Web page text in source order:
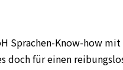
Sprachen-Know-how
für einen